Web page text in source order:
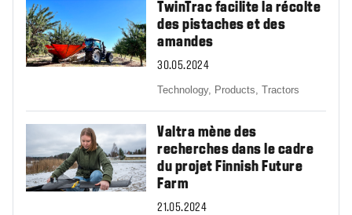
TwinTrac facilite la récolte
des pistaches et des
amandes
30.05.2024
Technology, Products,Tractors
Valtra mène des
recherches dans le cadre
du projet Finnish Future
Farm
21.05.2024